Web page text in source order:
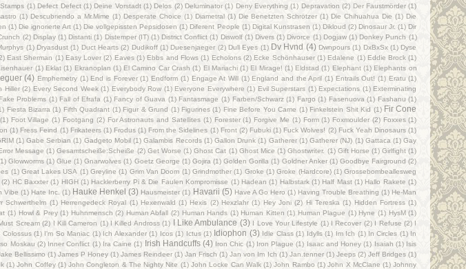
(1) Defect Defect (1) Deine Vorstadt (1) Delos (2) Deluminator (1) Deny Everything (1) Depravation (2) Der Faustmörder (1)
(1) Descubriendo a Mr.Mime (1) Desperate Choice (1) Diametral (1) Die Benetzten Schrötzer (1) Die Chihuahua Die (1) Die
(1) Die ignorierte Art (1) Die vollgepissten Pepsidosen (1) Diferent People (1) Digital Kunstrasen (1) Dikloud (2) Dinosaur Jr. (1) Dir
(2) Display (1) Distanti (1) Distemper (IT) (1) District Conflict (1) Diswolf (1) Divers (1) Divorce (1) Dogjaw (1) Donkey Punch (1)
(1) Dryasdust (1) Duct Hearts (2) Dudikoff (1) Duesenjaeger (2) Dull Eyes (1) Dv Hvnd (4) Dwnpours (1) DxBxSx (1) Dyse
East Sherman (1) Easy Lover (2) Eaves (1) Ebbs and Flows (1) Echolons (2) Ecke Schönhauser (1) Edalene (1) Eddie Brock (1)
(1) Eklat (1) Ekranoplan (1) El Camino Car Crash (1) El Mariachi (1) El Mirage! (1) Eldstad (1) Elephant (1) Elephants on
(4) Emphemetry (1) End is Forever (1) Endform (1) Engage At Will (1) England and the April (1) Entrails Out! (1) Eratu (1)
Hiller (2) Every Second Week (1) Everybody Row (1) Everyone Everywhere (1) Evil Superstars (1) Expectations (1) Exterminating
Fake Problems (1) Fall of Efrafa (1) Fancy of Guava (1) Fantasmage (1) Farben/Schwarz (1) Fargo (1) Fasenuova (1) Fashanu (1)
Fiesta Bizarra (1) Fifth Quadrant (1) Figur & Grund (1) Figurines (1) Fine Before You Came (1) Finkelstein Shit Kid (1) Fir Cone
(1) Foot Village (1) Footgang (2) For Astronauts and Satellites (1) Forester (1) Forgive Me (1) Form (1) Foxmoulder (2) Foxxes (1)
(1) Fress Feind (1) Frikateers (1) Frodus (1) From the Sidelines (1) Front (2) Fubuki (1) Fuck Wolves! (2) Fuck Yeah Dinosaurs (1)
(1) Gabe Serbian (1) Gadgeto Mobil (1) Galambis Records (1) Gallon Drunk (1) Gatherer (1) Gatherer (NJ) (1) Gattaca (1) Gay
Message (1) Gesamtscheiße:Scheiße (2) Get Worse (1) Ghost Cat (1) Ghost Mice (1) Ghostwriter. (1) Gift Horse (1) Girlfight (1)
Glowworms (1) Glue (1) Gnarwolves (1) Goetz George (1) Gojira (1) Golden Gorilla (1) Goldner Anker (1) Goodbye Fairground (2)
(1) Great Lakes USA (1) Greyline (1) Grim Van Doom (1) Grindmother (1) Groke (1) Groke (Hardcore) (1) Grossebombeallesweg
(2) HC Baxxter (1) HIGH (1) Hacklerberry Pi & Die Faulen Kompromisse (1) Hadean (1) Halbstark (1) Half Mast (1) Hallo Rakete (1)
Vibe (1) Hate Inc. (1) Hauke Henkel (3) Hausmeister (1) Havarii (5) Have A Go Hero (1) Having Trouble Breathing (1) He-Man
Schwerthelm (1) Herrengedeck Royal (1) Hexenwald (1) Hexis (2) Hexzlahr (1) Hey Joni (2) Hi Tereska (1) Hidden Fortress (1)
(1) Howl & Prey (1) Huhnmensch (2) Human Abfall (2) Human Hands (1) Human Kitten (1) Human Plague (1) Hyne (1) HysM (1)
Scream (2) I Kill Cameron (1) I Killed Andross (1) I Like Ambulance (3) I Love Your Lifestyle (1) I Recover (2) I Refuse (2) I
Colossus (1) I'm So Maniac (1) Ich Alexander (1) Icos (1) Ictus (1) Idiophon (3) Idle Class (1) Idylls (1) Im Ich (1) In Circles (1) In
Moskau (2) Inner Conflict (1) Ira Caine (1) Irish Handcuffs (4) Iron Chic (1) Iron Plague (1) Isaac and Honey (1) Isaiah (1) Isis
Bellissimo (1) James P Honey (1) James Reindeer (1) Jan Frisch (1) Jan von Im Ich (1) Jan.tenner (1) Jeeps (2) Jeff Bridges (1)
(1) John Coffey (1) John Congleton & The Nighty Nite (1) John Locke Can Walk (1) John Rambo (1) John X McClane (1) Johnny